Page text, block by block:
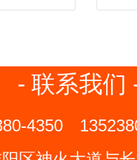
- 联系我们
4350